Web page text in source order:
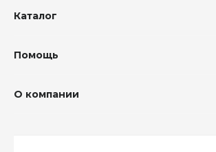
Каталог
Помощь
О компании